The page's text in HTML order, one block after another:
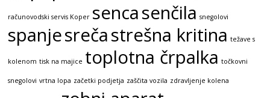
računovodski servis Koper sencasenčila snegolovi
spanjesrečastrešna kritina težave s
kolenom tisk na majice toplotna črpalka točkovni
snegolovi vrtna lopa začetki podjetja zaščita vozila zdravljenje kolena